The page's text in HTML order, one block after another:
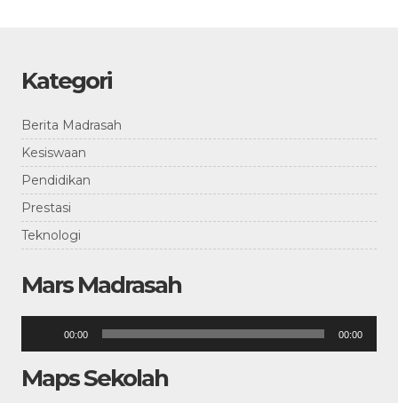
Kategori
Berita Madrasah
Kesiswaan
Pendidikan
Prestasi
Teknologi
Mars Madrasah
00:00 00:00
Maps Sekolah